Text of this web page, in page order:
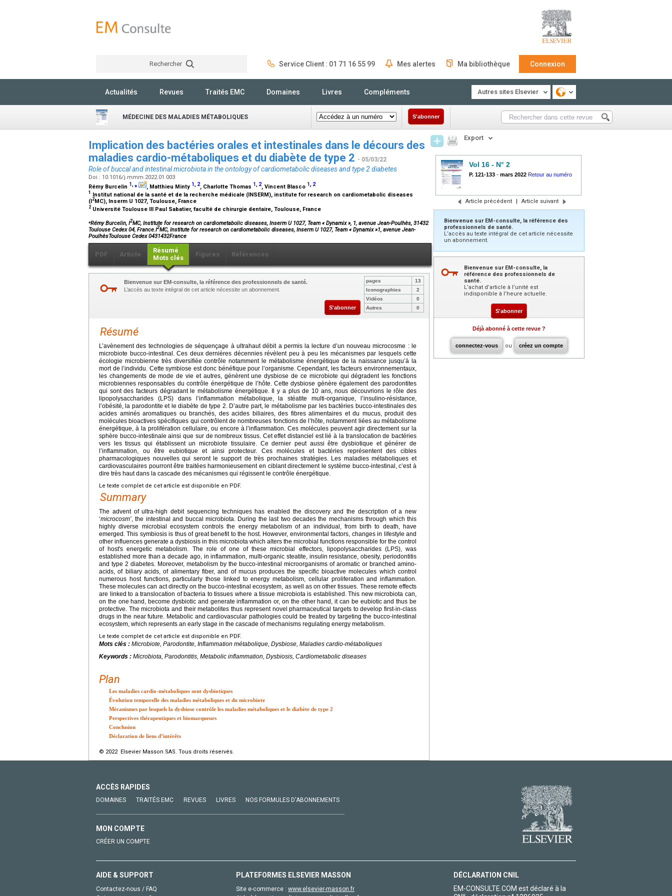
Rechercher Service Client : 01 71 16 55 99 Mes alertes Ma bibliothèque Connexion
Actualités Revues Traités EMC Domaines Livres Compléments Autres sites Elsevier
MÉDECINE DES MALADIES MÉTABOLIQUES S'abonner
Implication des bactéries orales et intestinales dans le décours des
maladies cardio-métaboliques et du diabète de type 2 - 05/03/22
Role of buccal and intestinal microbiota in the ontology of cardiometabolic diseases and type 2 diabetes
Doi : 10.1016/j.mmm.2022.01.003
Rémy Burcelin 1,⁎ , Matthieu Minty 1, 2, Charlotte Thomas 1, 2, Vincent Blasco 1, 2
1 Institut national de la santé et de la recherche médicale (INSERM), institute for research on cardiometabolic diseases
(I2MC), Inserm U 1027, Toulouse, France
2 Université Toulouse III Paul Sabatier, faculté de chirurgie dentaire, Toulouse, France
⁎Rémy Burcelin, I2MC, Institute for research on cardiometabolic diseases, Inserm U 1027, Team « Dynamix », 1, avenue Jean-Poulhès, 31432
Toulouse Cedex 04, France.I2MC, Institute for research on cardiometabolic diseases, Inserm U 1027, Team « Dynamix »1, avenue Jean-
PoulhèsToulouse Cedex 0431432France
PDF Article
Résumé
Mots clés
Figures Références
Bienvenue sur EM-consulte, la référence des professionnels de santé.
L’accès au texte intégral de cet article nécessite un abonnement.
S'abonner
pages
13
Iconographies
2
Vidéos
0
Autres
0
Résumé
L’avènement des technologies de séquençage à ultrahaut débit a permis la lecture d’un nouveau microcosme : le
microbiote bucco-intestinal. Ces deux dernières décennies révèlent peu à peu les mécanismes par lesquels cette
écologie microbienne très diversifiée contrôle notamment le métabolisme énergétique de la naissance jusqu’à la
mort de l’individu. Cette symbiose est donc bénéfique pour l’organisme. Cependant, les facteurs environnementaux,
les changements de mode de vie et autres, génèrent une dysbiose de ce microbiote qui dégradent les fonctions
microbiennes responsables du contrôle énergétique de l’hôte. Cette dysbiose génère également des parodontites
qui sont des facteurs dégradant le métabolisme énergétique. Il y a plus de 10 ans, nous découvrions le rôle des
lipopolysaccharides (LPS) dans l’inflammation métabolique, la stéatite multi-organique, l’insulino-résistance,
l’obésité, la parodontite et le diabète de type 2. D’autre part, le métabolisme par les bactéries bucco-intestinales des
acides aminés aromatiques ou branchés, des acides biliaires, des fibres alimentaires et du mucus, produit des
molécules bioactives spécifiques qui contrôlent de nombreuses fonctions de l’hôte, notamment liées au métabolisme
énergétique, à la prolifération cellulaire, ou encore à l’inflammation. Ces molécules peuvent agir directement sur la
sphère bucco-intestinale ainsi que sur de nombreux tissus. Cet effet distanciel est lié à la translocation de bactéries
vers les tissus qui établissent un microbiote tissulaire. Ce dernier peut aussi être dysbiotique et générer de
l’inflammation, ou être eubiotique et ainsi protecteur. Ces molécules et bactéries représentent des cibles
pharmacologiques nouvelles qui seront le support de très prochaines stratégies. Les maladies métaboliques et
cardiovasculaires pourront être traitées harmonieusement en ciblant directement le système bucco-intestinal, c’est à
dire très haut dans la cascade des mécanismes qui régissent le contrôle énergétique.
Le texte complet de cet article est disponible en PDF.
Summary
The advent of ultra-high debit sequencing techniques has enabled the discovery and the description of a new
‘microcosm’, the intestinal and buccal microbiota. During the last two decades the mechanisms through which this
highly diverse microbial ecosystem controls the energy metabolism of an individual, from birth to death, have
emerged. This symbiosis is thus of great benefit to the host. However, environmental factors, changes in lifestyle and
other influences generate a dysbiosis in this microbiota which alters the microbial functions responsible for the control
of host's energetic metabolism. The role of one of these microbial effectors, lipopolysaccharides (LPS), was
established more than a decade ago, in inflammation, multi-organic steatite, insulin resistance, obesity, periodontitis
and type 2 diabetes. Moreover, metabolism by the bucco-intestinal microorganisms of aromatic or branched amino-
acids, of biliary acids, of alimentary fiber, and of mucus produces the specific bioactive molecules which control
numerous host functions, particularly those linked to energy metabolism, cellular proliferation and inflammation.
These molecules can act directly on the bucco-intestinal ecosystem, as well as on other tissues. These remote effects
are linked to a translocation of bacteria to tissues where a tissue microbiota is established. This new microbiota can,
on the one hand, become dysbiotic and generate inflammation or, on the other hand, it can be eubiotic and thus be
protective. The microbiota and their metabolites thus represent novel pharmaceutical targets to develop first-in-class
drugs in the near future. Metabolic and cardiovascular pathologies could be treated by targeting the bucco-intestinal
ecosystem, which represents an early stage in the cascade of mechanisms regulating energy metabolism.
Le texte complet de cet article est disponible en PDF.
Mots clés : Microbiote, Parodontite, Inflammation métabolique, Dysbiose, Maladies cardio-métaboliques
Keywords : Microbiota, Parodontitis, Metabolic inflammation, Dysbiosis, Cardiometabolic diseases
Plan
Les maladies cardio-métaboliques sont dysbiotiques
Évolution temporelle des maladies métaboliques et du microbiote
Mécanismes par lesquels la dysbiose contrôle les maladies métaboliques et le diabète de type 2
Perspectives thérapeutiques et biomarqueurs
Conclusion
Déclaration de liens d’intérêts
© 2022 Elsevier Masson SAS. Tous droits réservés.
Export
Vol 16 - N° 2
P. 121-133 - mars 2022 Retour au numéro
Article précédent | Article suivant
Bienvenue sur EM-consulte, la référence des
professionnels de santé.
L’accès au texte intégral de cet article nécessite
un abonnement.
Bienvenue sur EM-consulte, la
référence des professionnels de
santé.
L’achat d’article à l’unité est
indisponible à l’heure actuelle.
S'abonner
Déjà abonné à cette revue ?
connectez-vous ou créez un compte
ACCÈS RAPIDES
DOMAINES TRAITÉS EMC REVUES LIVRES NOS FORMULES D'ABONNEMENTS
MON COMPTE
CRÉER UN COMPTE
AIDE & SUPPORT
Contactez-nous / FAQ
PLATEFORMES ELSEVIER MASSON
Site e-commerce : www.elsevier-masson.fr
DÉCLARATION CNIL
EM-CONSULTE.COM est déclaré à la